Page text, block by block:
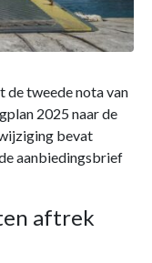
de tweede nota van
2025 naar de
bevat
aanbiedingsbrief
aftrek